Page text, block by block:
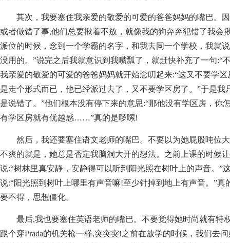
其次，我要塞住我亲爱的敬爱的可爱的爸爸妈妈的嘴巴。
或者做错了事,他们总要揪着不放，就像我的狗奔奔犯错了我会
派位的时候，念到一个学霸的名字，和我去同一个学校，我就
没用的。”说完之后我就意识到我嘴瓢了，就赶快补充了一句:“
我亲爱的敬爱的可爱的爸爸妈妈就开始念叨起来:“这又不要学
是走个形式而已，他已经派过去了，又不要学区房了。”于是我
是说错了。”他们根本没有停下来的意思:“那他没有学区房，你
有学区房就有优越感……”真的是啰嗦!
然后，我还要塞住语文老师的嘴巴。不要以为她屁股吨位
不爽的就是，她总是否定我脑洞大开的想法。之前上课的时候
说:“树林里真安静，安静得可以听到阳光照在树叶上的声音。”
说:“阳光照到树叶上哪里有声音嘛!至少针掉到地上有声音。”真
要不得，思想僵化。
最后,我也要塞住英语老师的嘴巴。不要觉得她时尚就有特
跟个穿Prada的机关枪一样,突突突!之前在放学的时候，我们去